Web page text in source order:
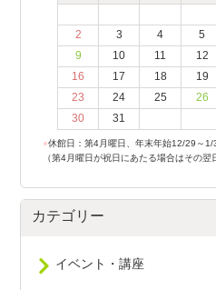
2
3 4 5
9
10 11 12
16
17 18 19
23
24 25 26
30
31
●休館日：第4月曜日、年末年始12/29～1/
（第4月曜日が祝日にあたる場合はその翌
カテゴリー
イベント・講座